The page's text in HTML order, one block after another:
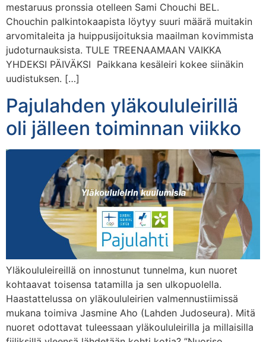
mestaruus pronssia otelleen Sami Chouchi BEL.
Chouchin palkintokaapista löytyy suuri määrä muitakin
arvomitaleita ja huippusijoituksia maailman kovimmista
judoturnauksista. TULE TREENAAMAAN VAIKKA
YHDEKSI PÄIVÄKSI Paikkana kesäleiri kokee siinäkin
uudistuksen. […]
Pajulahden yläkoululeirillä
oli jälleen toiminnan viikko
Yläkoululeireillä on innostunut tunnelma, kun nuoret
kohtaavat toisensa tatamilla ja sen ulkopuolella.
Haastattelussa on yläkoululeirien valmennustiimissä
mukana toimiva Jasmine Aho (Lahden Judoseura). Mitä
nuoret odottavat tuleessaan yläkoululeirilla ja millaisilla